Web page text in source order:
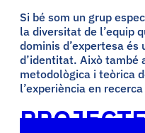
Si bé som un grup
la diversitat de l’equip
dominis d’expertesa
d’identitat. Això també
metodològica i teòrica
l’experiència en